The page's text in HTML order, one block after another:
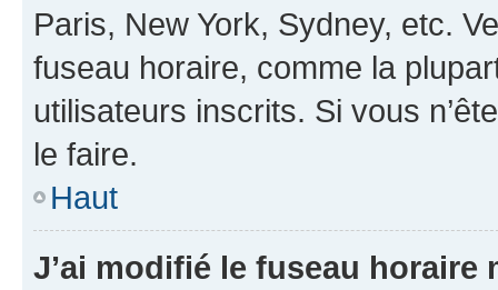
Paris, New York, Sydney, etc.
fuseau horaire, comme la
utilisateurs inscrits. Si vous
le faire.
Haut
J’ai modifié le fuseau horaire